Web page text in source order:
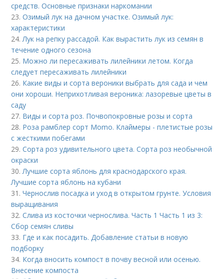
средств. Основные признаки наркомании
23.Озимый лук на дачном участке. Озимый лук:
характеристики
24. Лук на репку рассадой. Как вырастить лук из семян в
течение одного сезона
25. Можно ли пересаживать лилейники летом. Когда
следует пересаживать лилейники
26. Какие виды и сорта вероники выбрать для сада и чем
они хороши. Неприхотливая вероника: лазоревые цветы в
саду
27. Виды и сорта роз. Почвопокровные розы и сорта
28. Роза рамблер сорт Momo. Клаймеры - плетистые розы
с жесткими побегами
29.Сорта роз удивительного цвета. Сорта роз необычной
окраски
30. Лучшие сорта яблонь для краснодарского края.
Лучшие сорта яблонь на кубани
31.Чернослив посадка и уход в открытом грунте. Условия
выращивания
32.Слива из косточки чернослива. Часть 1 Часть 1 из 3:
Сбор семян сливы
33. Где и как посадить. Добавление статьи в новую
подборку
34. Когда вносить компост в почву весной или осенью.
Внесение компоста